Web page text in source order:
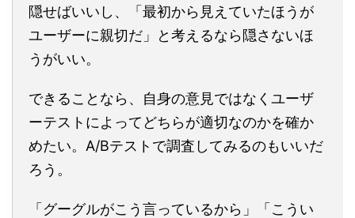
隠せばいいし、「最初から見えていたほうが
ユーザーに親切だ」と考えるなら隠さないほ
うがいい。
できることなら、自身の意見ではなくユーザ
ーテストによってどちらが適切なのかを確か
めたい。A/Bテストで調査してみるのもいいだ
ろう。
「グーグルがこう言っているから」「こうい